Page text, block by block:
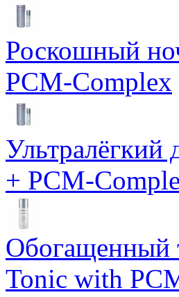
Роскошный
PCM-Complex
Ультралёгкий
+ PCM-
Обогащенный
Tonic with